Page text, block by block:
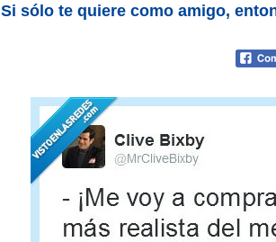
Si sólo te quiere como amigo,